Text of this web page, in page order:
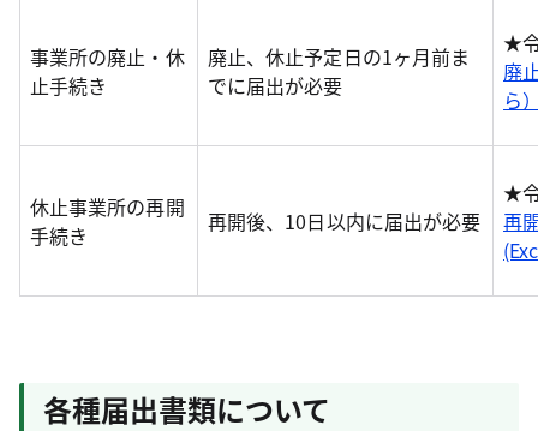
事業所の廃止・休
止手続き
廃止、休止予定日の1ヶ月前ま
でに届出が必要
★
廃
ら
休止事業所の再開
手続き
再開後、10日以内に届出が必要
★
再
各種届出書類について